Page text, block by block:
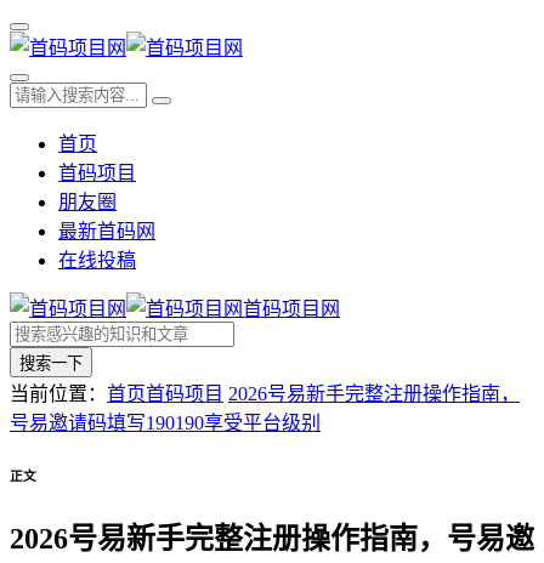
首页
首码项目
朋友圈
最新首码网
在线投稿
首码项目网
搜索一下
当前位置： 首页首码项目 2026号易新手完整注册操作指南，
号易邀请码填写190190享受平台级别
正文
2026号易新手完整注册操作指南，号易邀